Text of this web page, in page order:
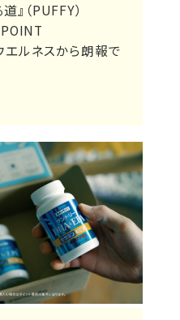
（PUFFY）
エルネスから朗報で